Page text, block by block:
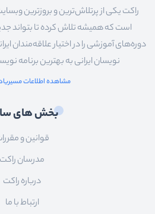
شبکه
سخت_افزار
عمومی
راکت یکی از پرتلاش‌ترین و بروزترین
است که همیشه تلاش کرده تا بتواند
دوره‌های آموزشی را در اختیار علاقه‌مندان
نویسان ایرانی به بهترین برنامه
مشاهده اطلاعات
بخش های
قوانین و
مدرسان راکت
درباره راکت
ارتباط با ما